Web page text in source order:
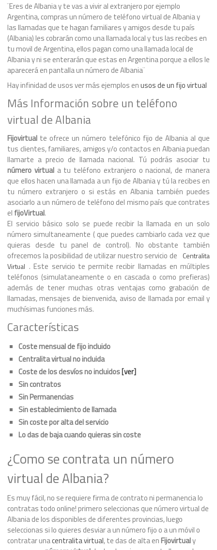
¨Eres de Albania y te vas a vivir al extranjero por ejemplo
Argentina, compras un número de teléfono virtual de Albania y
las llamadas que te hagan familiares y amigos desde tu país
(Albania) les cobrarán como una llamada local y tus las recibes en
tu movil de Argentina, ellos pagan como una llamada local de
Albania y ni se enterarán que estas en Argentina porque a ellos le
aparecerá en pantalla un número de Albania¨
Hay infinidad de usos ver más ejemplos enusos de un fijo virtual
Más Información sobre un teléfono
virtual de Albania
Fijovirtual te ofrece un número telefónico fijo de Albania al que
tus clientes, familiares, amigos y/o contactos en Albania puedan
llamarte a precio de llamada nacional. Tú podrás asociar tu
número virtuala tu teléfono extranjero o nacional, de manera
que ellos hacen una llamada a un fijo de Albania y tú la recibes en
tu número extranjero o si estás en Albania también puedes
asociarlo a un número de teléfono del mismo país que contrates
el fijoVirtual.
El servicio básico solo se puede recibir la llamada en un solo
número simultaneamente ( que puedes cambiarlo cada vez que
quieras desde tu panel de control). No obstante también
ofrecemos la posibilidad de utilizar nuestro servicio de
Centralita
Virtual . Este servicio te permite recibir llamadas en múltiples
teléfonos (simulataneamente o en cascada o como prefieras)
además de tener muchas otras ventajas como grabación de
llamadas, mensajes de bienvenida, aviso de llamada por email y
muchísimas funciones más.
Características
Coste mensual de fijo incluido
Centralita virtual no incluida
Coste de los desvíos no incluidos[ver]
Sin contratos
Sin Permanencias
Sin establecimiento de llamada
Sin coste por alta del servicio
Lo das de baja cuando quieras sin coste
¿Como se contrata un número
virtual de Albania?
Es muy fácil, no se requiere firma de contrato ni permanencia lo
contratas todo online! primero seleccionas que número virtual de
Albania de los disponibles de diferentes provincias, luego
seleccionas si lo quieres desviar a un número fijo o a un móvil o
contratar unacentralita virtual, te das de alta enFijovirtualy